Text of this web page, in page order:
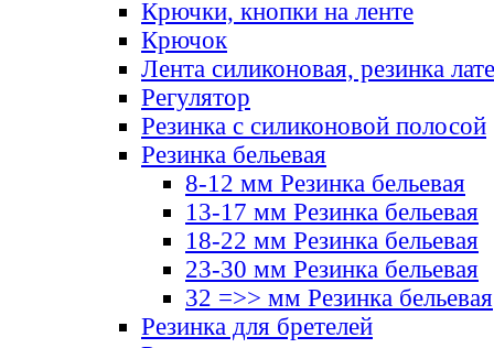
Крючки, кнопки на ленте
Крючок
Лента силиконовая, резинка
Регулятор
Резинка с силиконовой полосой
Резинка бельевая
8-12 мм Резинка бельевая
13-17 мм Резинка бельевая
18-22 мм Резинка бельевая
23-30 мм Резинка бельевая
32 =>> мм Резинка бельевая
Резинка для бретелей